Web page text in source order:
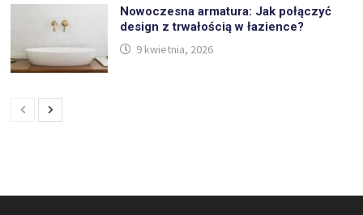
Nowoczesna armatura: Jak połączyć
design z trwałością w łazience?
9 kwietnia, 2026